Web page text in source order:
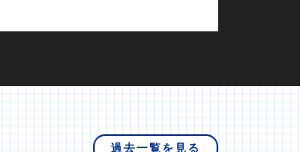
過去一覧を見る